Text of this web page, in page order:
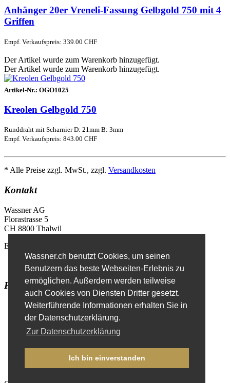
Wassner.ch benutzt Cookies, um seinen
Benutzern das beste Webseiten-Erlebnis zu
ermöglichen. Außerdem werden teilweise
auch Cookies von Diensten Dritter gesetzt.
Weiterführende Informationen erhalten Sie in
der Datenschutzerklärung.
Zur Datenschutzerklärung
Ich bin einverstanden
Anhänger 20er Vreneli-Fassung Gelbgold 750 mit 4
Griffen
Empf. Verkaufspreis: 339.00 CHF
Der Artikel wurde zum Warenkorb hinzugefügt.
Der Artikel wurde zum Warenkorb hinzugefügt.
Artikel-Nr.: OGO1025
Kreolen Gelbgold 750
Runddraht mit Scharnier D: 21mm B: 3mm
Empf. Verkaufspreis: 843.00 CHF
* Alle Preise zzgl. MwSt., zzgl. Versandkosten
Kontakt
Wassner AG
Florastrasse 5
CH 8800 Thalwil
E-Mail
Kontaktformular
Favoriten
Erweiterte Suche
Datenschutzerklärung
Anmelden(nur für Fachhändler)